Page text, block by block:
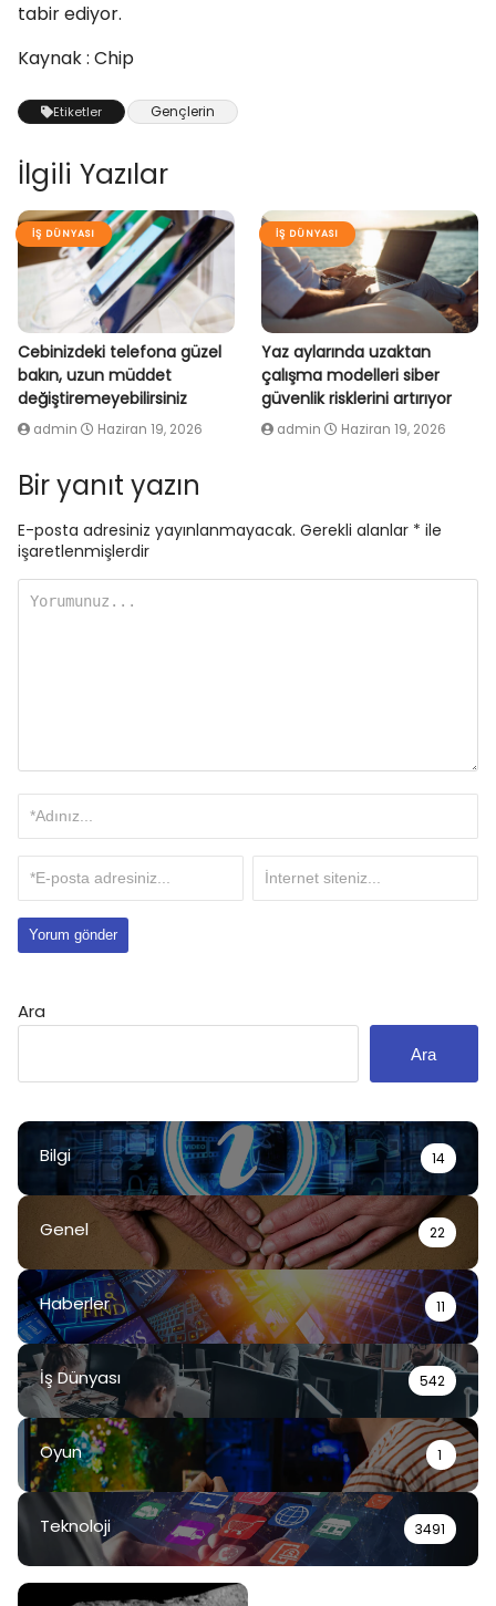
tabir ediyor.
Kaynak : Chip
Etiketler Gençlerin
İlgili Yazılar
İŞ DÜNYASI
Cebinizdeki telefona güzel
bakın, uzun müddet
değiştiremeyebilirsiniz
admin Haziran 19, 2026
İŞ DÜNYASI
Yaz aylarında uzaktan
çalışma modelleri siber
güvenlik risklerini artırıyor
admin Haziran 19, 2026
Bir yanıt yazın
E-posta adresiniz yayınlanmayacak. Gerekli alanlar * ile
işaretlenmişlerdir
Ara
Ara
Bilgi 14
Genel 22
Haberler 11
İş Dünyası 542
Oyun 1
Teknoloji 3491